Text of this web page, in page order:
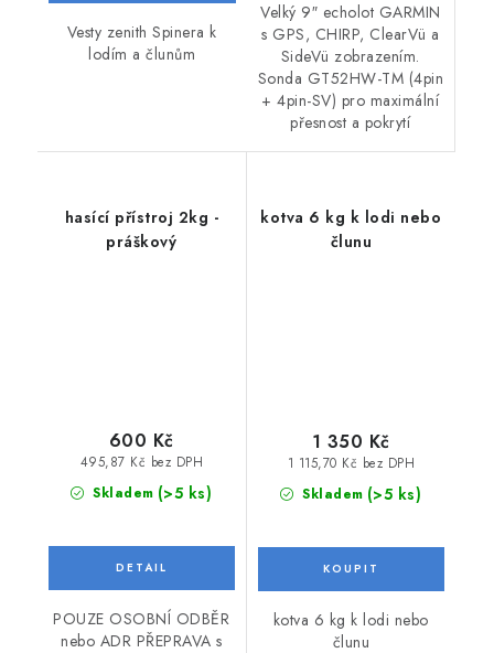
Vesty zenith Spinera k
lodím a člunům
Velký 9″ echolot GARMIN
s GPS, CHIRP, ClearVü a
SideVü zobrazením.
Sonda GT52HW-TM (4pin
+ 4pin-SV) pro maximální
přesnost a pokrytí
hasící přístroj 2kg -
práškový
Skladem (>5 ks)
495,87 Kč bez DPH
600 Kč
POUZE OSOBNÍ ODBĚR
nebo ADR PŘEPRAVA s
kotva 6 kg k lodi nebo
člunu
Skladem (>5 ks)
1 115,70 Kč bez DPH
1 350 Kč
kotva 6 kg k lodi nebo
člunu